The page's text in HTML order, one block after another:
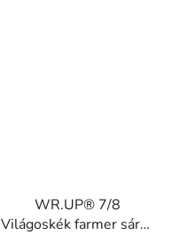
WR.UP® 7/8
Világoskék farmer sárga